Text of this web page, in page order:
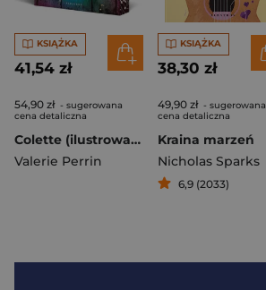
KSIĄŻKA
41,54 zł
54,90 zł - sugerowana
cena detaliczna
Colette (ilustrowane brzegi)
Valerie Perrin
KSIĄŻKA
38,30 zł
49,90 zł - sugerowana
cena detaliczna
Kraina marzeń
Nicholas Sparks
6,9 (2033)